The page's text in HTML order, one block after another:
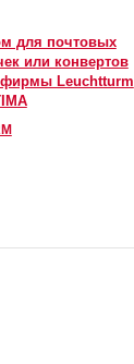
для почтовых
или конвертов
Leuchtturm